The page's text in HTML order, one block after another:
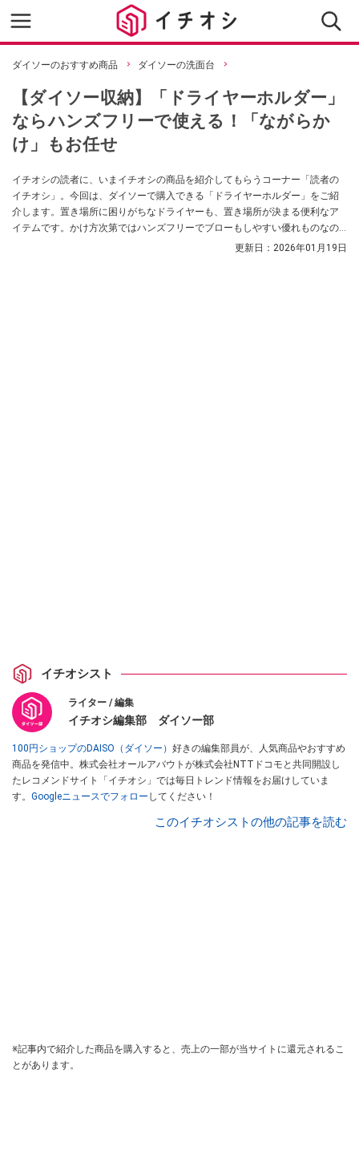
ダイソーのおすすめ商品 ダイソーの洗面台
【ダイソー収納】「ドライヤーホルダー」
ならハンズフリーで使える！「ながらか
け」もお任せ
イチオシの読者に、いまイチオシの商品を紹介してもらうコーナー「読者の
イチオシ」。今回は、ダイソーで購入できる「ドライヤーホルダー」をご紹
介します。置き場所に困りがちなドライヤーも、置き場所が決まる便利なア
イテムです。かけ方次第ではハンズフリーでブローもしやすい優れものなの
更新日： 2026年01月19日
イチオシスト
ライター / 編集
イチオシ編集部 ダイソー部
100円ショップのDAISO（ダイソー） 好きの編集部員が、人気商品やおすすめ
商品を発信中。株式会社オールアバウトが株式会社NTTドコモと共同開設し
たレコメンドサイト「イチオシ」では毎日トレンド情報をお届けしていま
す。 Googleニュースでフォロー してください！
このイチオシストの他の記事を読む
※記事内で紹介した商品を購入すると、売上の一部が当サイトに還元されるこ
とがあります。